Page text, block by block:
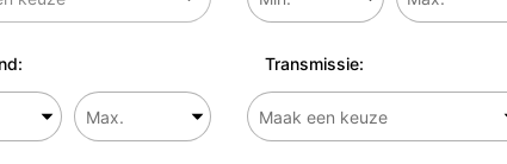
Transmissie: